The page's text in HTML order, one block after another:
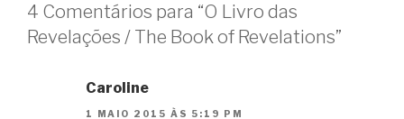
4 Comentários para “O Livro das
Revelações / The Book of Revelations”
Caroline
1 MAIO 2015 ÀS 5:19 PM